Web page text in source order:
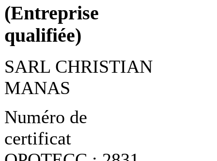
(Entreprise
qualifiée)
SARL CHRISTIAN
MANAS
Numéro de
certificat